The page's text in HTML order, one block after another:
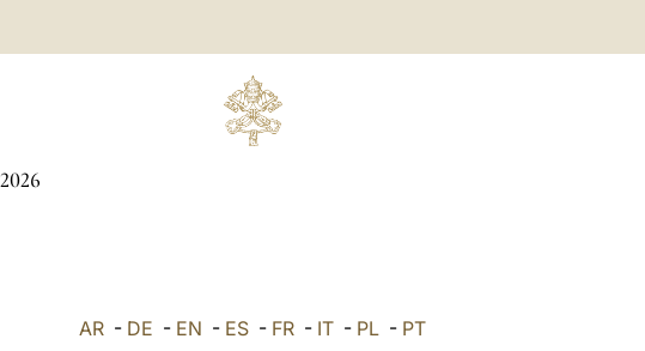
2026
AR - DE - EN - ES - FR - IT - PL - PT